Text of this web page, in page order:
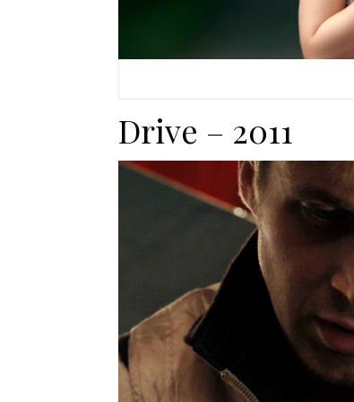
Drive – 2011